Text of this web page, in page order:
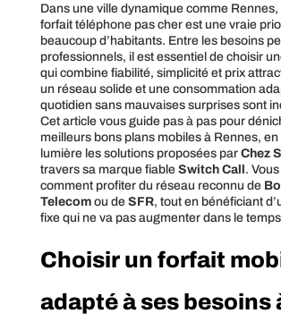
Dans une ville dynamique comme
forfait téléphone pas cher est une vraie
beaucoup d’habitants. Entre les besoins
professionnels, il est essentiel de choisir
qui combine fiabilité, simplicité et prix
un réseau solide et une consommation
quotidien sans mauvaises surprises sont
Cet article vous guide pas à pas pour
meilleurs bons plans mobiles à Rennes,
lumière les solutions proposées par Chez
travers sa marque fiable Switch Call.
comment profiter du réseau reconnu de
Telecomou de SFR, tout en bénéficiant
fixe qui ne va pas augmenter dans le
Choisir un forfait
adapté à ses besoins